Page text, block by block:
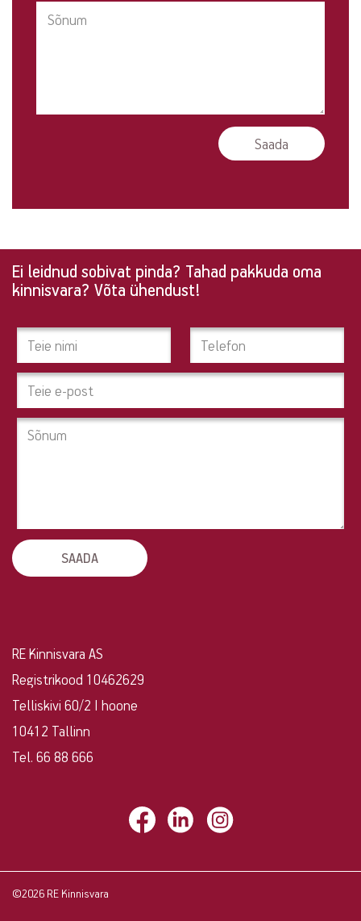
Ei
leidnud
sobivat
pinda?
Tahad
pakkuda
oma
RE Kinnisvara AS
Registrikood 10462629
Telliskivi 60/2 I hoone
10412 Tallinn
Tel. 66 88 666
Ei leidnud sobivat pinda? Tahad pakkuda oma
kinnisvara? Võta ühendust!
©2026 RE Kinnisvara